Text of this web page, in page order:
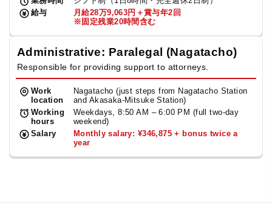
給与
月給28万9,063円＋賞与年2回
※固定残業20時間含む
Administrative: Paralegal (Nagatacho)
Responsible for providing support to attorneys.
Work
location
Nagatacho (just steps from Nagatacho Station
and Akasaka-Mitsuke Station)
Working
hours
Weekdays, 8:50 AM – 6:00 PM (full two-day
weekend)
Salary
Monthly salary: ¥346,875 + bonus twice a
year